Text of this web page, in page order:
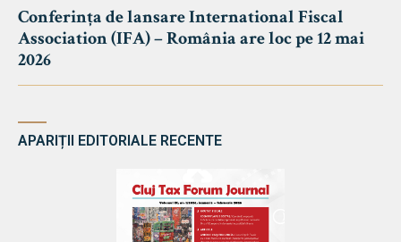
Conferința de lansare International Fiscal
Association (IFA) – România are loc pe 12 mai
2026
APARIȚII EDITORIALE RECENTE